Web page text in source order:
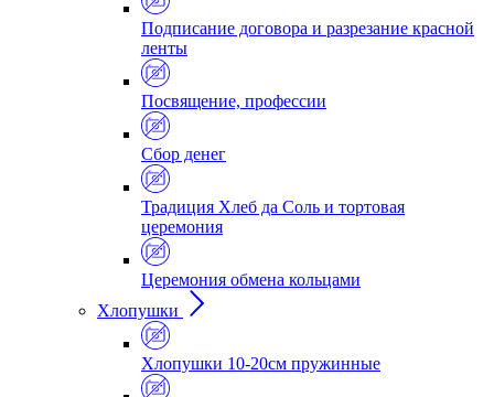
Подписание договора и разрезание красной
ленты
Посвящение, профессии
Сбор денег
Традиция Хлеб да Соль и тортовая
церемония
Церемония обмена кольцами
Хлопушки
Хлопушки 10-20см пружинные